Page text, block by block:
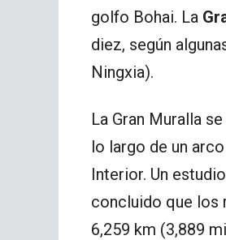
golfo Bohai. La
diez, según
Ningxia).
La Gran Muralla
lo largo de un
Interior. Un
concluido que los
6,259 km (3,889